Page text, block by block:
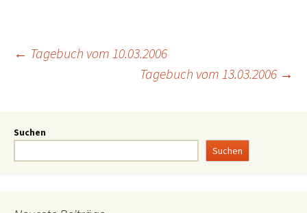
← Tagebuch vom 10.03.2006
Tagebuch vom 13.03.2006 →
Suchen
Suchen